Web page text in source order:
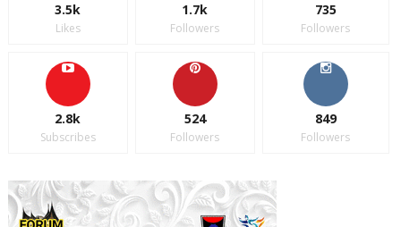
3.5k
Likes
1.7k
Followers
735
Followers
2.8k
Subscribes
524
Followers
849
Followers